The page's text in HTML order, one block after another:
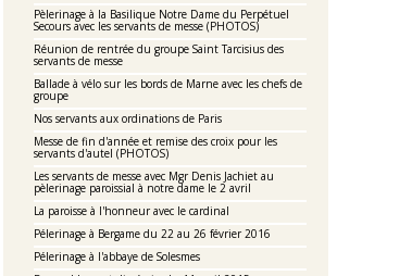
Pèlerinage à la Basilique Notre Dame du Perpétuel
Secours avec les servants de messe (PHOTOS)
Réunion de rentrée du groupe Saint Tarcisius des
servants de messe
Ballade à vélo sur les bords de Marne avec les chefs de
groupe
Nos servants aux ordinations de Paris
Messe de fin d'année et remise des croix pour les
servants d'autel (PHOTOS)
Les servants de messe avec Mgr Denis Jachiet au
pèlerinage paroissial à notre dame le 2 avril
La paroisse à l'honneur avec le cardinal
Pélerinage à Bergame du 22 au 26 février 2016
Pélerinage à l'abbaye de Solesmes